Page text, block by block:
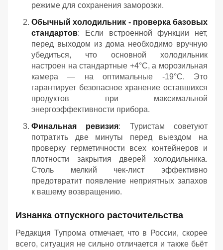
режиме для сохранения заморозки.
Обычный холодильник - проверка базовых
стандартов: Если встроенной функции нет,
перед выходом из дома необходимо вручную
убедиться, что основной холодильник
настроен на стандартные +4°C, а морозильная
камера — на оптимальные -19°C. Это
гарантирует безопасное хранение оставшихся
продуктов при максимальной
энергоэффективности прибора.
Финальная ревизия: Туристам советуют
потратить две минуты перед выездом на
проверку герметичности всех контейнеров и
плотности закрытия дверей холодильника.
Столь мелкий чек-лист эффективно
предотвратит появление неприятных запахов
к вашему возвращению.
Изнанка отпускного расточительства
Редакция Тупрома отмечает, что в России, скорее
всего, ситуация не сильно отличается и также бьёт